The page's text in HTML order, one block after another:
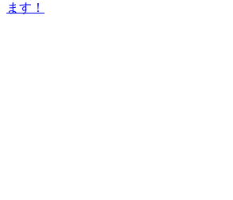
ます！